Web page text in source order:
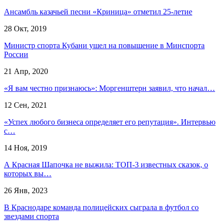
Ансамбль казачьей песни «Криница» отметил 25-летие
28 Окт, 2019
Министр спорта Кубани ушел на повышение в Минспорта
России
21 Апр, 2020
«Я вам честно признаюсь»: Моргенштерн заявил, что начал…
12 Сен, 2021
«Успех любого бизнеса определяет его репутация». Интервью
с…
14 Ноя, 2019
А Красная Шапочка не выжила: ТОП-3 известных сказок, о
которых вы…
26 Янв, 2023
В Краснодаре команда полицейских сыграла в футбол со
звездами спорта